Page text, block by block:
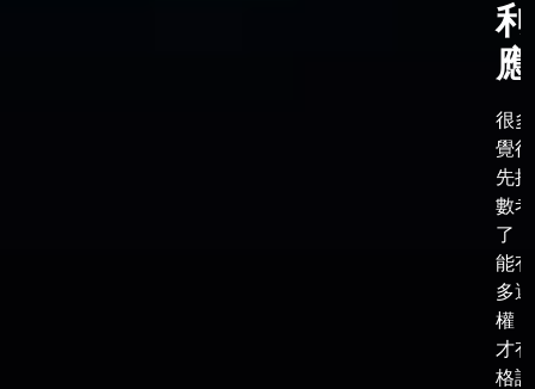
應
很
覺
先
數
了
能
多
權
才
格